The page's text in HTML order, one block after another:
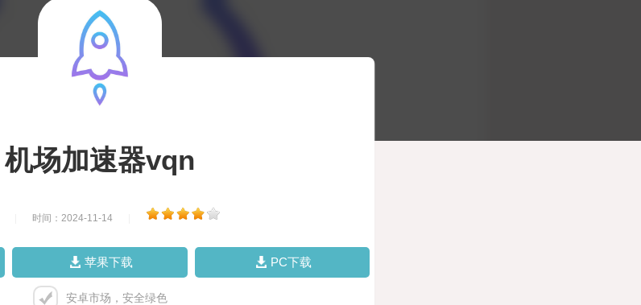
机场加速器vqn
时间：2024-11-14
苹果下载 PC下载
安卓市场，安全绿色